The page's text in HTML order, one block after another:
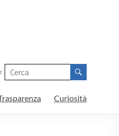
Curiosità